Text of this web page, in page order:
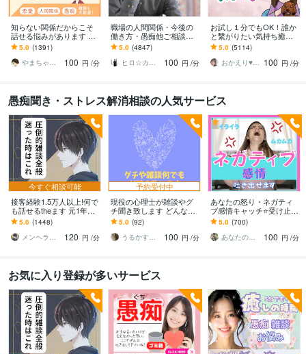
知らない関係だからこそ
話せる悩みがあります ほ
んわか癒し系。雑談も歓
迎。どんな話でも心に寄
り添います。
5.0 (1391)
やまちゃん_yamachan
100 円 /分
職場の人間関係・今後の
働き方・愚痴他ご相談承
ります お金に関する悩
み・転職・職場の悩みな
どお伺い致します
5.0 (4847)
ヒロ☆カウンセリング＆コンサルティング
100 円 /分
お試し１分でもOK！誰か
と繋がりたい気持ち癒し
ます あなたが主役/カウン
セリングじゃない/ただ静
かに寄り添います
5.0 (5114)
おかえり♥️岡えり子 100 円 /分
愚痴聞き・ストレス解消相談の人気サービス
今すぐ相談可能
接客経験1.5万人以上!何で
も話せるtheます 元1年以
上No.1ホストと気軽に雑
談！もちろん愚痴も歓迎
5.0 (1448)
メンヘラ救世主 えの
120 円 /分
予約受付中
現役の心理士が雑談やグ
チ聞き致します どんなお
話でも構いません。グチ
やイライラお聞きいたし
ます。
5.0 (92)
うるかす◇公認心理士◇
100 円 /分
あなたの怒り・ネガティ
ブ感情キャッチ⭐受け止め
ます イライラ❗不満/上司/
愚痴を吐き出せる秘密❤️
の部屋です
5.0 (700)
あなたのサポーター⭐えみ
100 円 /分
お気に入り登録が多いサービス